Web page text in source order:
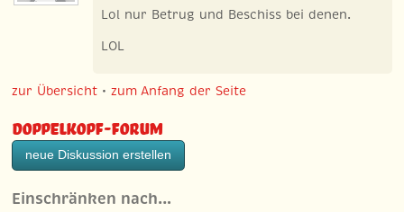
Lol nur Betrug und Beschiss bei denen.
LOL
zur Übersicht •zum Anfang der Seite
Doppelkopf-Forum
neue Diskussion erstellen
Einschränken nach…